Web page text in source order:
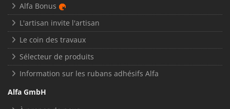
Alfa Bonus
L'artisan invite l'artisan
Le coin des travaux
Sélecteur de produits
Information sur les rubans adhésifs Alfa
Alfa GmbH